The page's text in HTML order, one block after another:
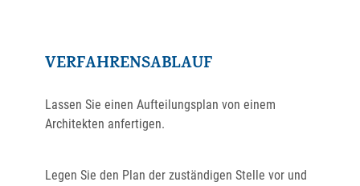
VERFAHRENSABLAUF
Lassen Sie einen Aufteilungsplan von einem
Architekten anfertigen.
Legen Sie den Plan der zuständigen Stelle vor und